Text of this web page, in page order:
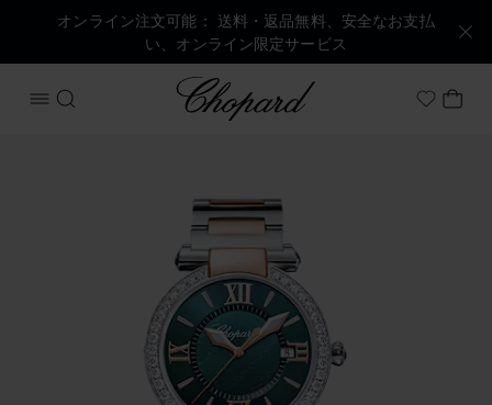
オンライン注文可能： 送料・返品無料、安全なお支払
い、オンライン限定サービス
メニューを開く
検索する
Chopard
Myマ